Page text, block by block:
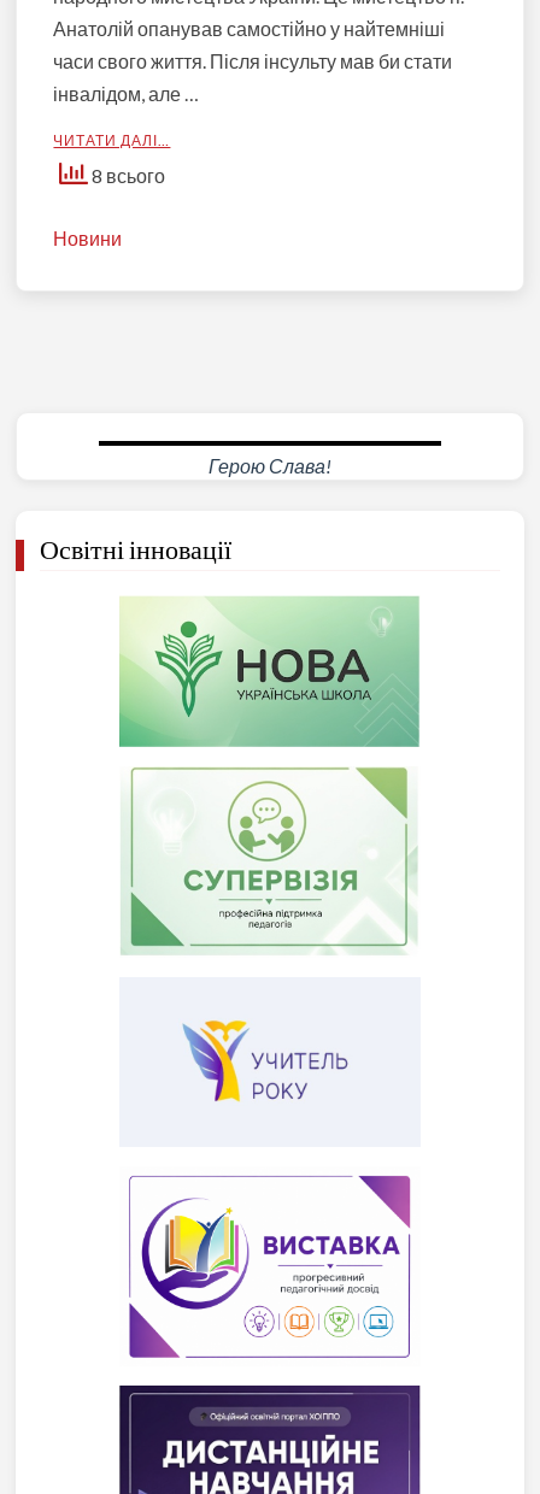
Анатолій опанував самостійно у найтемніші
часи свого життя. Після інсульту мав би стати
інвалідом, але …
ЧИТАТИ ДАЛІ…
8 всього
Новини
Герою Слава!
Освітні інновації